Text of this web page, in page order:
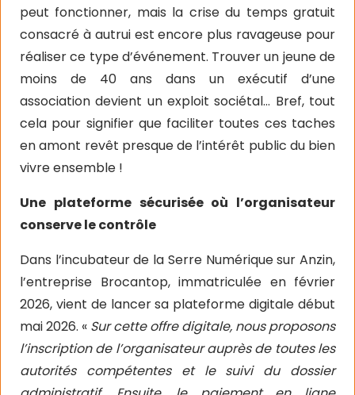
peut fonctionner, mais la crise du temps gratuit
consacré à autrui est encore plus ravageuse pour
réaliser ce type d’événement. Trouver un jeune de
moins de 40 ans dans un exécutif d’une
association devient un exploit sociétal… Bref, tout
cela pour signifier que faciliter toutes ces taches
en amont revêt presque de l’intérêt public du bien
vivre ensemble !
Une plateforme sécurisée où l’organisateur
conserve le contrôle
Dans l’incubateur de la Serre Numérique sur Anzin,
l’entreprise Brocantop, immatriculée en février
2026, vient de lancer sa plateforme digitale début
mai 2026. « Sur cette offre digitale, nous proposons
l’inscription de l’organisateur auprès de toutes les
autorités compétentes et le suivi du dossier